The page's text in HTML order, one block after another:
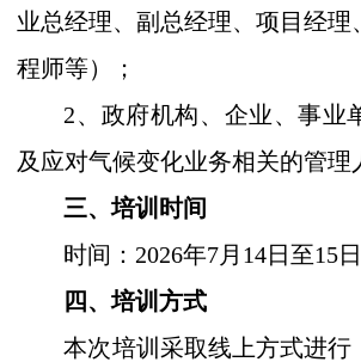
业总经理、副总经理、项目经理
程师等）；
2、政府机构、企业、事业
及应对气候变化业务相关的管理
三、培训时间
时间： 2026年7月 14日至15日
四、培训方式
本次培训采取线上方式进行